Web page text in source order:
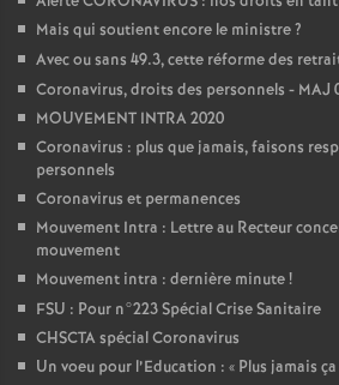
Mais qui soutient encore le ministre?
Avec ou sans 49.3, cette réforme des
Coronavirus, droits des personnels - MAJ
MOUVEMENT INTRA 2020
Coronavirus : plus que jamais, faisons
personnels
Coronavirus et permanences
Mouvement Intra : Lettre au Recteur
mouvement
Mouvement intra : dernière minute!
FSU : Pour n°223 Spécial Crise Sanitaire
CHSCTA spécial Coronavirus
Un voeu pour l’Education : « Plus jamais ça